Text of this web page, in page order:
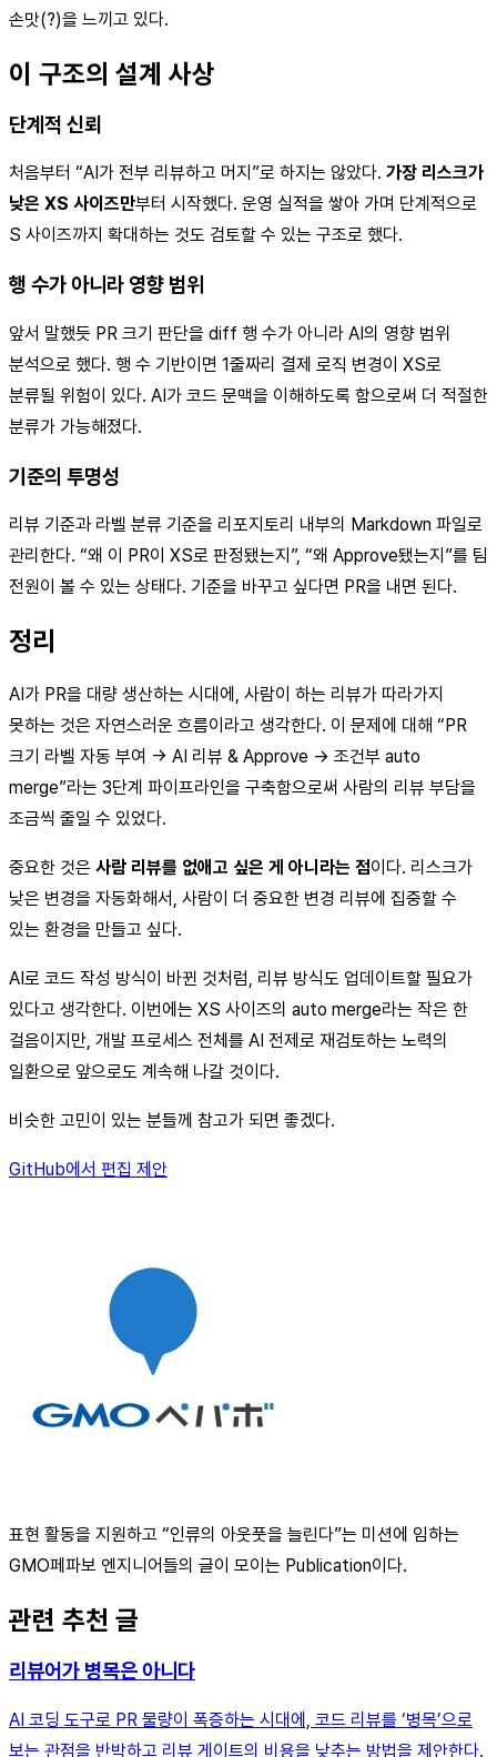
손맛(?)을 느끼고 있다.
이 구조의 설계 사상
단계적 신뢰
처음부터 “AI가 전부 리뷰하고 머지”로 하지는 않았다. 가장 리스크가
낮은 XS 사이즈만부터 시작했다. 운영 실적을 쌓아 가며 단계적으로
S 사이즈까지 확대하는 것도 검토할 수 있는 구조로 했다.
행 수가 아니라 영향 범위
앞서 말했듯 PR 크기 판단을 diff 행 수가 아니라 AI의 영향 범위
분석으로 했다. 행 수 기반이면 1줄짜리 결제 로직 변경이 XS로
분류될 위험이 있다. AI가 코드 문맥을 이해하도록 함으로써 더 적절한
분류가 가능해졌다.
기준의 투명성
리뷰 기준과 라벨 분류 기준을 리포지토리 내부의 Markdown 파일로
관리한다. “왜 이 PR이 XS로 판정됐는지”, “왜 Approve됐는지”를 팀
전원이 볼 수 있는 상태다. 기준을 바꾸고 싶다면 PR을 내면 된다.
정리
AI가 PR을 대량 생산하는 시대에, 사람이 하는 리뷰가 따라가지
못하는 것은 자연스러운 흐름이라고 생각한다. 이 문제에 대해 “PR
크기 라벨 자동 부여 → AI 리뷰 & Approve → 조건부 auto
merge”라는 3단계 파이프라인을 구축함으로써 사람의 리뷰 부담을
조금씩 줄일 수 있었다.
중요한 것은 사람 리뷰를 없애고 싶은 게 아니라는 점이다. 리스크가
낮은 변경을 자동화해서, 사람이 더 중요한 변경 리뷰에 집중할 수
있는 환경을 만들고 싶다.
AI로 코드 작성 방식이 바뀐 것처럼, 리뷰 방식도 업데이트할 필요가
있다고 생각한다. 이번에는 XS 사이즈의 auto merge라는 작은 한
걸음이지만, 개발 프로세스 전체를 AI 전제로 재검토하는 노력의
일환으로 앞으로도 계속해 나갈 것이다.
비슷한 고민이 있는 분들께 참고가 되면 좋겠다.
GitHub에서 편집 제안
표현 활동을 지원하고 “인류의 아웃풋을 늘린다”는 미션에 임하는
GMO페파보 엔지니어들의 글이 모이는 Publication이다.
관련 추천 글
리뷰어가 병목은 아니다
AI 코딩 도구로 PR 물량이 폭증하는 시대에, 코드 리뷰를 ‘병목’으로
보는 관점을 반박하고 리뷰 게이트의 비용을 낮추는 방법을 제안한다.